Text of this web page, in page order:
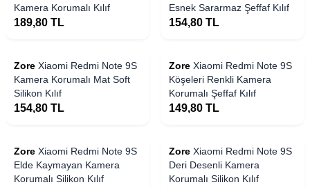
Kamera Korumalı Kılıf
189,80 TL
Esnek Sararmaz Şeffaf Kılıf
154,80 TL
Zore Xiaomi Redmi Note 9S
Kamera Korumalı Mat Soft
Silikon Kılıf
154,80 TL
Zore Xiaomi Redmi Note 9S
Köşeleri Renkli Kamera
Korumalı Şeffaf Kılıf
149,80 TL
Zore Xiaomi Redmi Note 9S
Elde Kaymayan Kamera
Korumalı Silikon Kılıf
Zore Xiaomi Redmi Note 9S
Deri Desenli Kamera
Korumalı Silikon Kılıf